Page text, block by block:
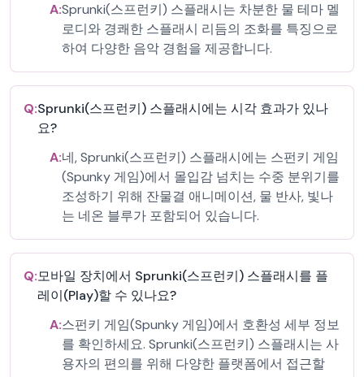
A:Sprunki(스프런키) 스플래시는 차분한 물 테마 멜
로디와 경쾌한 스플래시 리듬의 조화를 특징으로
하여 다양한 음악 경험을 제공합니다.
Q:Sprunki(스프런키) 스플래시에는 시각 효과가 있나
요?
A:네, Sprunki(스프런키) 스플래시에는 스펀키 게임
(Spunky 게임)에서 몰입감 넘치는 수중 분위기를
조성하기 위해 잔물결 애니메이션, 물 반사, 빛나
는 네온 블루가 포함되어 있습니다.
Q:모바일 장치에서 Sprunki(스프런키) 스플래시를 플
레이(Play)할 수 있나요?
A:스펀키 게임(Spunky 게임)에서 호환성 세부 정보
를 확인하세요. Sprunki(스프런키) 스플래시는 사
용자의 편의를 위해 다양한 플랫폼에서 접근할